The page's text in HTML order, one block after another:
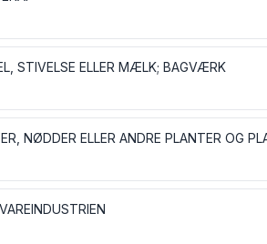
STIVELSE ELLER MÆLK; BAGVÆRK
NØDDER ELLER ANDRE PLANTER OG